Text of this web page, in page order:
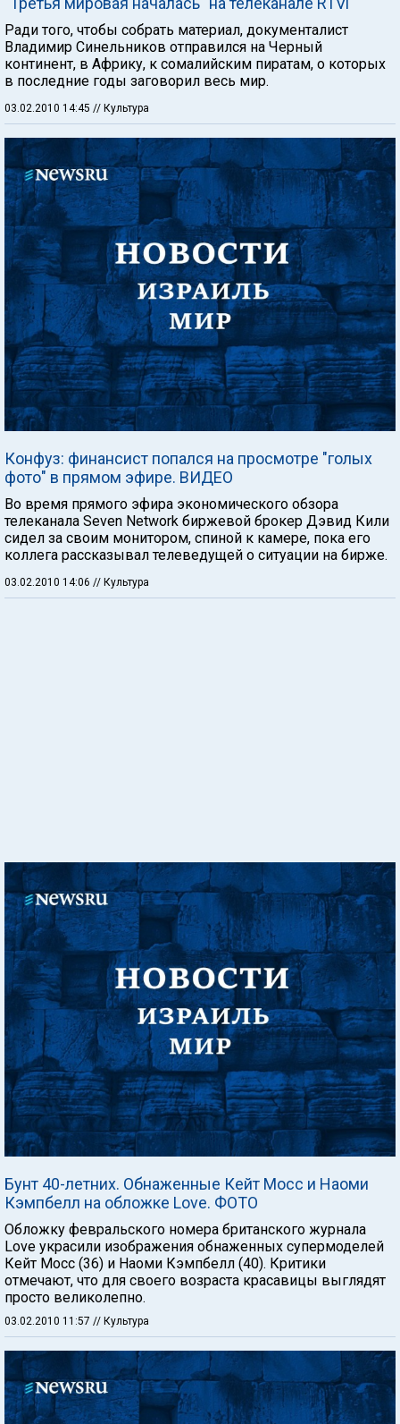
Ради того, чтобы собрать материал, документалист
Владимир Синельников отправился на Черный
континент, в Африку, к сомалийским пиратам, о которых
в последние годы заговорил весь мир.
03.02.2010 14:45 // Культура
Конфуз: финансист попался на просмотре "голых
фото" в прямом эфире. ВИДЕО
Во время прямого эфира экономического обзора
телеканала Seven Network биржевой брокер Дэвид Кили
сидел за своим монитором, спиной к камере, пока его
коллега рассказывал телеведущей о ситуации на бирже.
03.02.2010 14:06 // Культура
Бунт 40-летних. Обнаженные Кейт Мосс и Наоми
Кэмпбелл на обложке Love. ФОТО
Обложку февральского номера британского журнала
Love украсили изображения обнаженных супермоделей
Кейт Мосс (36) и Наоми Кэмпбелл (40). Критики
отмечают, что для своего возраста красавицы выглядят
просто великолепно.
03.02.2010 11:57 // Культура